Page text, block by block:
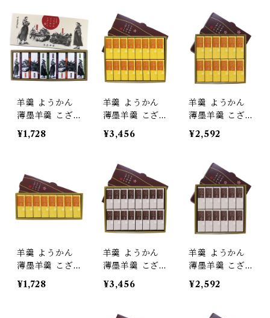
詰合せ
ヒデキチ コラ
ボ 坊ちゃん マ
ドンナ 道後温
泉 松山城 限定
パッケージ 老
舗 名店 銘菓
羊羹 ようかん
薄墨羊羹 こざ
くら 松山 道後
めぐり 8個入
ボ 坊ちゃん マ
ドンナ 道後温
泉 松山城 限定
パッケージ 老
¥1,728
羊羹 ようかん
薄墨羊羹 こざ
くら 愛媛みか
ん 16個入
¥3,456
羊羹 ようかん
薄墨羊羹 こざ
くら 愛媛みか
ん 12個入
¥2,592
羊羹 ようかん
薄墨羊羹 こざ
くら 愛媛みか
ん 8個入
¥1,728
羊羹 ようかん
薄墨羊羹 こざ
くら 黒糖 16個
入
¥3,456
羊羹 ようかん
薄墨羊羹 こざ
くら 黒糖 12個
入
¥2,592